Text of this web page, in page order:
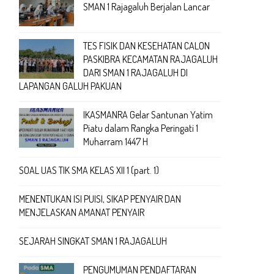
SMAN 1 Rajagaluh Berjalan Lancar
TES FISIK DAN KESEHATAN CALON
PASKIBRA KECAMATAN RAJAGALUH
DARI SMAN 1 RAJAGALUH DI
LAPANGAN GALUH PAKUAN
IKASMANRA Gelar Santunan Yatim
Piatu dalam Rangka Peringati 1
Muharram 1447 H
SOAL UAS TIK SMA KELAS XII 1 (part. 1)
MENENTUKAN ISI PUISI, SIKAP PENYAIR DAN
MENJELASKAN AMANAT PENYAIR
SEJARAH SINGKAT SMAN 1 RAJAGALUH
PENGUMUMAN PENDAFTARAN